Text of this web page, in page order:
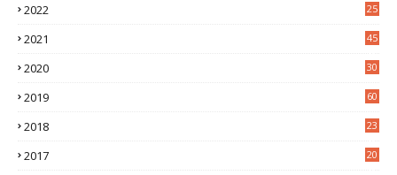
2022
25
2021
45
2020
30
2019 60
2018
23
2017
20